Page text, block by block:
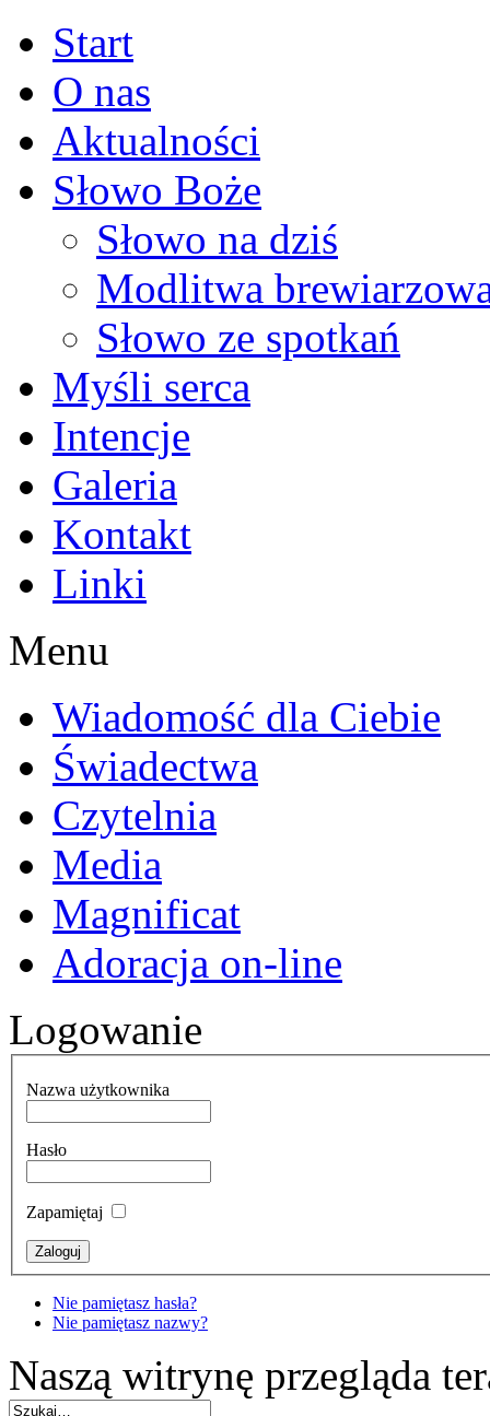
Start
O nas
Aktualności
Słowo Boże
Słowo na dziś
Modlitwa
Słowo ze spotkań
Myśli serca
Intencje
Galeria
Kontakt
Linki
Menu
Wiadomość dla Ciebie
Świadectwa
Czytelnia
Media
Magnificat
Adoracja on-line
Logowanie
Nazwa użytkownika
Hasło
Zapamiętaj
Nie pamiętasz hasła?
Nie pamiętasz nazwy?
Naszą witrynę przegląda